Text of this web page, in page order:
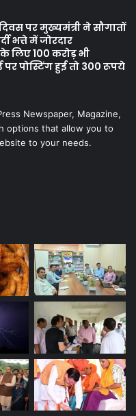
पर मुख्यमंत्री ने सौगातों
भत्ते में जोरदार
लिए 100 करोड़ भी
पोस्टिंग हुई तो 300 रूपये
Newspaper, Magazine,
options that allow you to
to your needs.